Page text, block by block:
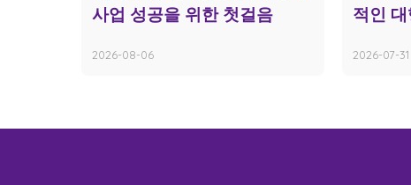
사업 성공을 위한 첫걸음
2026-08-06
적인
2026-07-31